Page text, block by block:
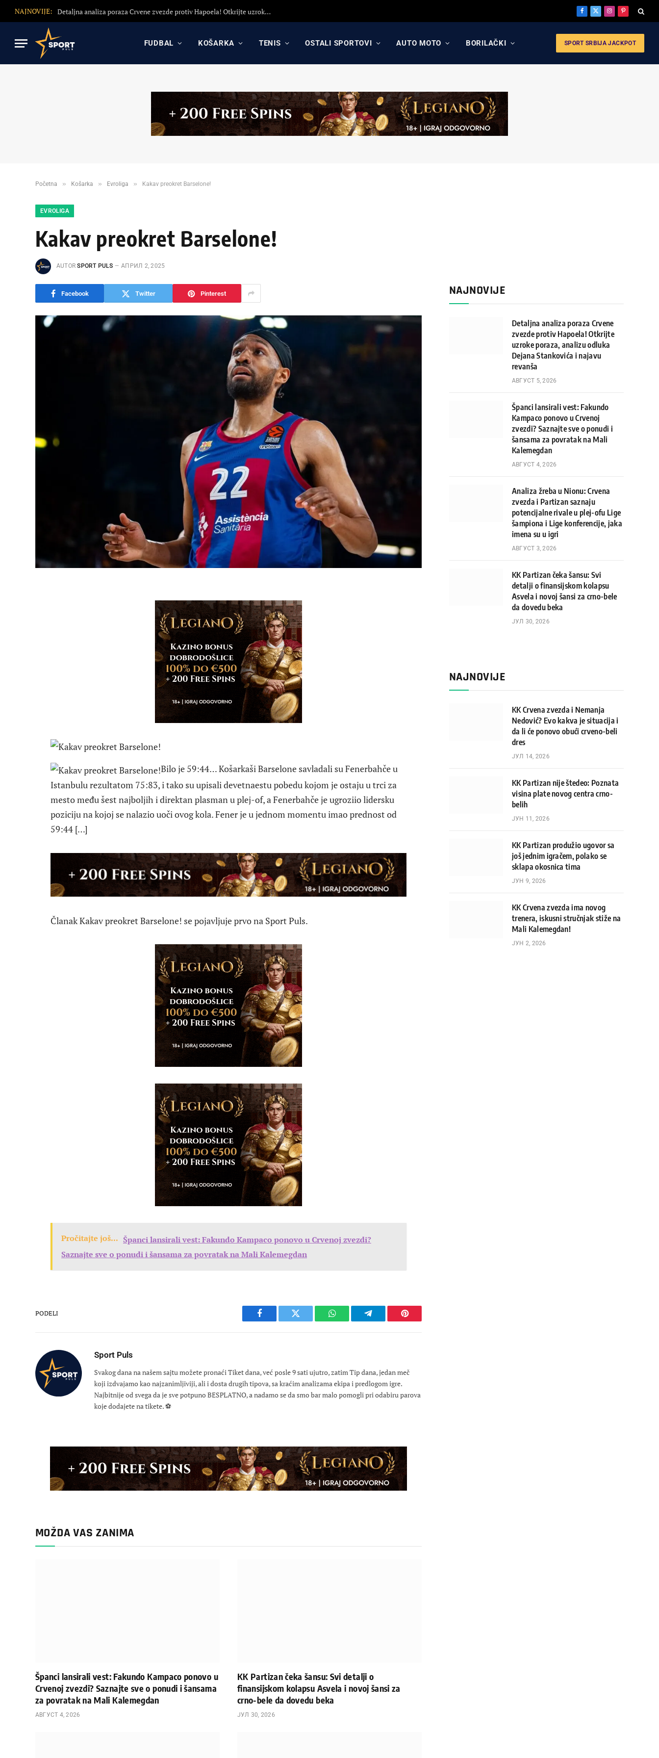
NAJNOVIJE: Detaljna analiza poraza Crvene zvezde protiv Hapoela! Otkrijte uzroke poraza, analizu odluka Dejana Stankovića i najavu revanša Facebook
X
Instagram
Pinterest
FUDBAL KOŠARKA TENIS OSTALI SPORTOVI AUTO MOTO BORILAČKI SPORT SRBIJA JACKPOT
Početna » Košarka » Evroliga » Kakav preokret Barselone!
EVROLIGA
Kakav preokret Barselone!
AUTOR SPORT PULS АПРИЛ 2, 2025
Facebook Twitter Pinterest
Bilo je 59:44… Košarkaši Barselone savladali su Fenerbahče u
Istanbulu rezultatom 75:83, i tako su upisali devetnaestu pobedu kojom je ostaju u trci za
mesto među šest najboljih i direktan plasman u plej-of, a Fenerbahče je ugroziio lidersku
poziciju na kojoj se nalazio uoči ovog kola. Fener je u jednom momentu imao prednost od
59:44 […]
Članak Kakav preokret Barselone! se pojavljuje prvo na Sport Puls.
Pročitajte još... Španci lansirali vest: Fakundo Kampaco ponovo u Crvenoj zvezdi?
Saznajte sve o ponudi i šansama za povratak na Mali Kalemegdan
PODELI
Facebook Twitter WhatsAppTelegram Pinterest
Sport Puls
Svakog dana na našem sajtu možete pronaći Tiket dana, već posle 9 sati ujutro, zatim Tip dana, jedan meč
koji izdvajamo kao najzanimljiviji, ali i dosta drugih tipova, sa kraćim analizama ekipa i predlogom igre.
Najbitnije od svega da je sve potpuno BESPLATNO, a nadamo se da smo bar malo pomogli pri odabiru parova
koje dodajete na tikete. ⚽
MOŽDA VAS ZANIMA
Španci lansirali vest: Fakundo Kampaco ponovo u
Crvenoj zvezdi? Saznajte sve o ponudi i šansama
za povratak na Mali Kalemegdan
АВГУСТ 4, 2026
KK Partizan čeka šansu: Svi detalji o
finansijskom kolapsu Asvela i novoj šansi za
crno-bele da dovedu beka
ЈУЛ 30, 2026
NAJNOVIJE
Detaljna analiza poraza Crvene
zvezde protiv Hapoela! Otkrijte
uzroke poraza, analizu odluka
Dejana Stankovića i najavu
revanša
АВГУСТ 5, 2026
Španci lansirali vest: Fakundo
Kampaco ponovo u Crvenoj
zvezdi? Saznajte sve o ponudi i
šansama za povratak na Mali
Kalemegdan
АВГУСТ 4, 2026
Analiza žreba u Nionu: Crvena
zvezda i Partizan saznaju
potencijalne rivale u plej-ofu Lige
šampiona i Lige konferencije, jaka
imena su u igri
АВГУСТ 3, 2026
KK Partizan čeka šansu: Svi
detalji o finansijskom kolapsu
Asvela i novoj šansi za crno-bele
da dovedu beka
ЈУЛ 30, 2026
NAJNOVIJE
KK Crvena zvezda i Nemanja
Nedović? Evo kakva je situacija i
da li će ponovo obući crveno-beli
dres
ЈУЛ 14, 2026
KK Partizan nije štedeo: Poznata
visina plate novog centra crno-
belih
ЈУН 11, 2026
KK Partizan produžio ugovor sa
još jednim igračem, polako se
sklapa okosnica tima
ЈУН 9, 2026
KK Crvena zvezda ima novog
trenera, iskusni stručnjak stiže na
Mali Kalemegdan!
ЈУН 2, 2026